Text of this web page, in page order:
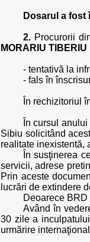
Dosarul a fost
2.Procurorii
MORARIU TIBERIU
- tentativă la
- fals în
În rechizitoriul
În cursul
Sibiu solicitând
realitate inexistentă,
În susţinerea
servicii, adrese
Prin aceste
lucrări de extindere
Deoarece
Având în
30 zile a
urmărire